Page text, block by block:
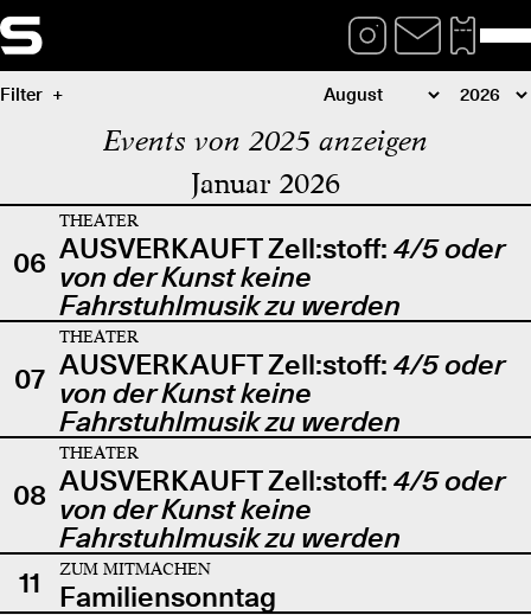
Filter
Events von 2025 anzeigen
Januar 2026
06
THEATER
AUSVERKAUFT Zell:stoff: 4/5 oder
von der Kunst keine
Fahrstuhlmusik zu werden
07
THEATER
AUSVERKAUFT Zell:stoff: 4/5 oder
von der Kunst keine
Fahrstuhlmusik zu werden
08
THEATER
AUSVERKAUFT Zell:stoff: 4/5 oder
von der Kunst keine
Fahrstuhlmusik zu werden
11
ZUM MITMACHEN
Familiensonntag